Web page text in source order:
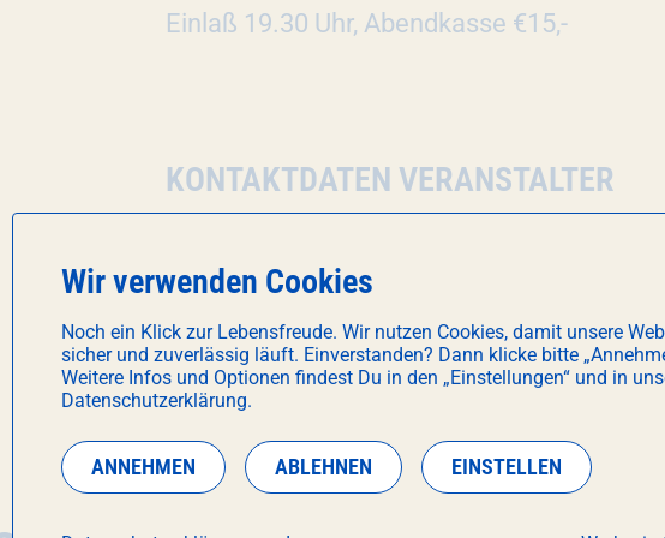
Einlaß 19.30 Uhr, Abendkasse €15,-
KONTAKTDATEN VERANSTALTER
Wir verwenden Cookies
Noch ein Klick zur Lebensfreude. Wir nutzen Cookies, damit unsere
sicher und zuverlässig läuft. Einverstanden? Dann klicke bitte
Weitere Infos und Optionen findest Du in den „Einstellungen“ und in
Datenschutzerklärung.
ANNEHMEN ABLEHNEN EINSTELLEN